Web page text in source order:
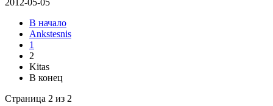
В начало
Ankstesnis
1
2
Kitas
В конец
Страница 2 из 2